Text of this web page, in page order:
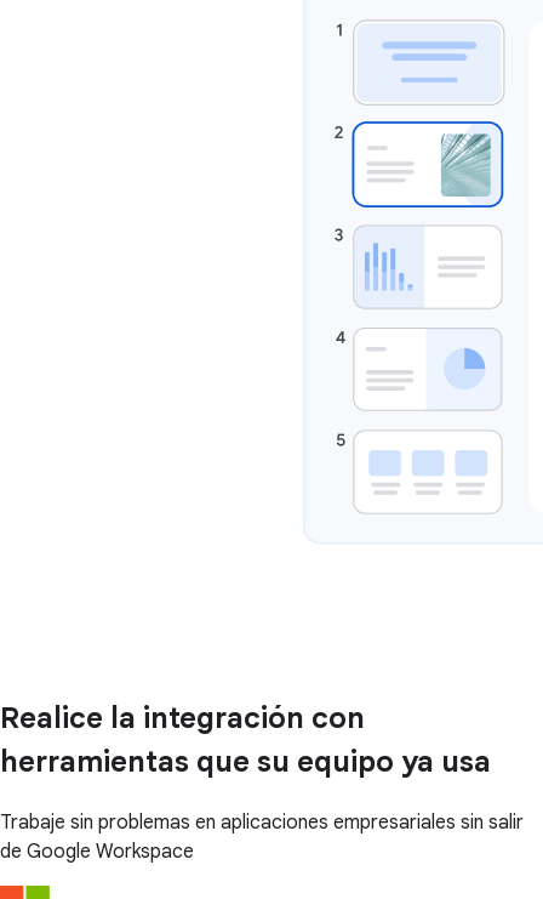
Realice la integración con
herramientas que su equipo ya usa
Trabaje sin problemas en aplicaciones empresariales sin salir
de Google Workspace